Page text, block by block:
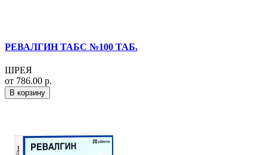
РЕВАЛГИН ТАБС №100 ТАБ.
ШРЕЯ
от 786.00 р.
В корзину